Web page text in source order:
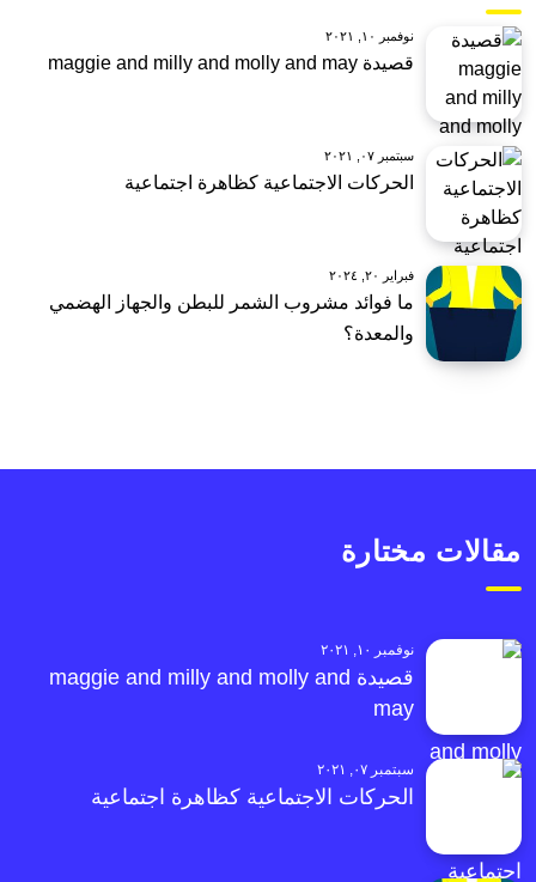
نوفمبر ١٠, ٢٠٢١
قصيدة maggie and milly and molly and may
سبتمبر ٠٧, ٢٠٢١
الحركات الاجتماعية كظاهرة اجتماعية
فبراير ٢٠, ٢٠٢٤
ما فوائد مشروب الشمر للبطن والجهاز الهضمي
والمعدة؟
مقالات مختارة
نوفمبر ١٠, ٢٠٢١
قصيدة maggie and milly and molly and
may
سبتمبر ٠٧, ٢٠٢١
الحركات الاجتماعية كظاهرة اجتماعية